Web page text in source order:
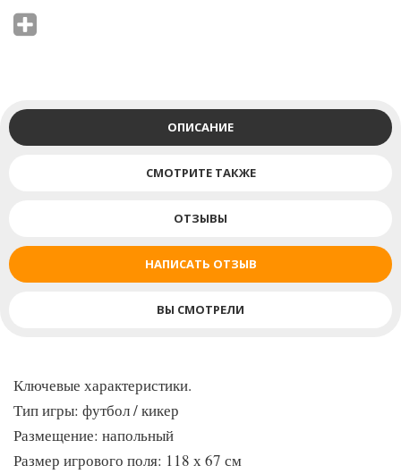
коробку, скрепленную лентами и с пластиковыми ручками для
комфортной ручной транспортировки. Внутренние углы и
деформации при транспортировке вставками из пенопласта и
картона.
ПРОЧНОСТЬ И УСТОЙЧИВОСТЬ
Корпус и опоры игрового стола изготовлены из прочного
покрытием. Для придания конструкции жесткости и
НАДЕЖНОСТЬ
Надежное соединение различных частей игрового стола между
собой обеспечивается металлическим крепежом.
ОПИСАНИЕ
СМОТРИТЕ ТАКЖЕ
ОТЗЫВЫ
НАПИСАТЬ ОТЗЫВ
ВЫ СМОТРЕЛИ
Ключевые характеристики.
Тип игры: футбол / кикер
Размещение: напольный
Размер игрового поля: 118 х 67 см